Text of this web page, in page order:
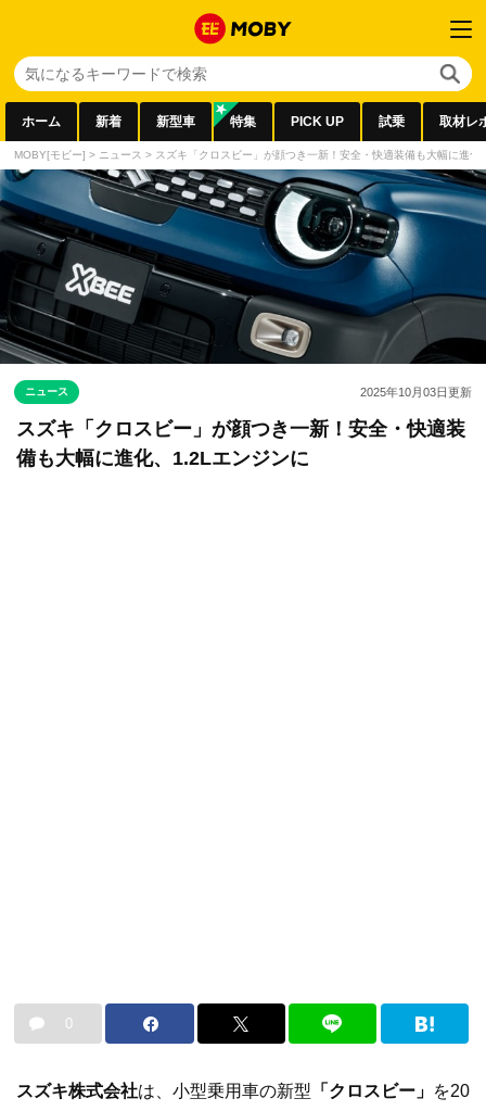
ホーム 新着 新型車 特集 PICK UP 試乗 取材レ
MOBY[モビー] > ニュース > スズキ「クロスビー」が顔つき一新！安全・快適装備も大幅に進化
ニュース 2025年10月03日更新
スズキ「クロスビー」が顔つき一新！安全・快適装
備も大幅に進化、1.2Lエンジンに
0
スズキ株式会社は、小型乗用車の新型 「クロスビー」 を20